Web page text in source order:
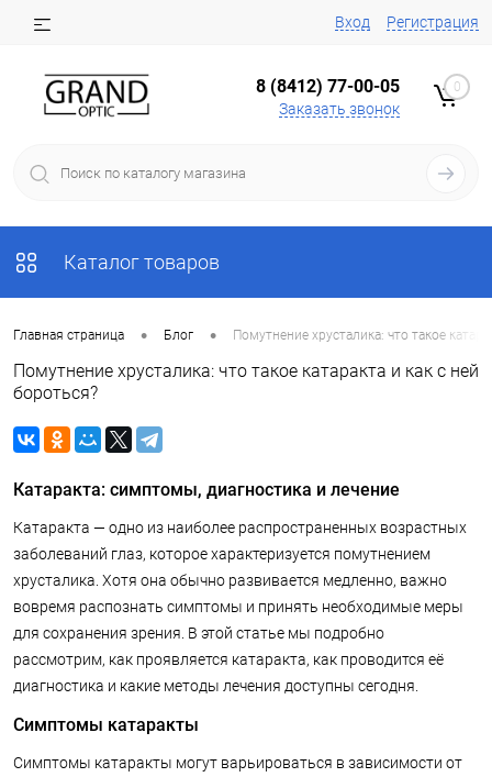
Вход Регистрация
8 (8412) 77-00-05
Заказать звонок
0
Каталог товаров
Главная страница • Блог • Помутнение хрусталика: что такое
Помутнение хрусталика: что такое катаракта и как с ней
бороться?
Катаракта: симптомы, диагностика и лечение
Катаракта — одно из наиболее распространенных возрастных
заболеваний глаз, которое характеризуется помутнением
хрусталика. Хотя она обычно развивается медленно, важно
вовремя распознать симптомы и принять необходимые меры
для сохранения зрения. В этой статье мы подробно
рассмотрим, как проявляется катаракта, как проводится её
диагностика и какие методы лечения доступны сегодня.
Симптомы катаракты
Симптомы катаракты могут варьироваться в зависимости от